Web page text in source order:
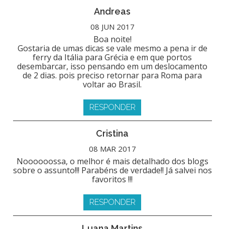
Andreas
08 JUN 2017
Boa noite!
Gostaria de umas dicas se vale mesmo a pena ir de
ferry da Itália para Grécia e em que portos
desembarcar, isso pensando em um deslocamento
de 2 dias. pois preciso retornar para Roma para
voltar ao Brasil.
RESPONDER
Cristina
08 MAR 2017
Noooooossa, o melhor é mais detalhado dos blogs
sobre o assunto!!! Parabéns de verdade!! Já salvei nos
favoritos !!!
RESPONDER